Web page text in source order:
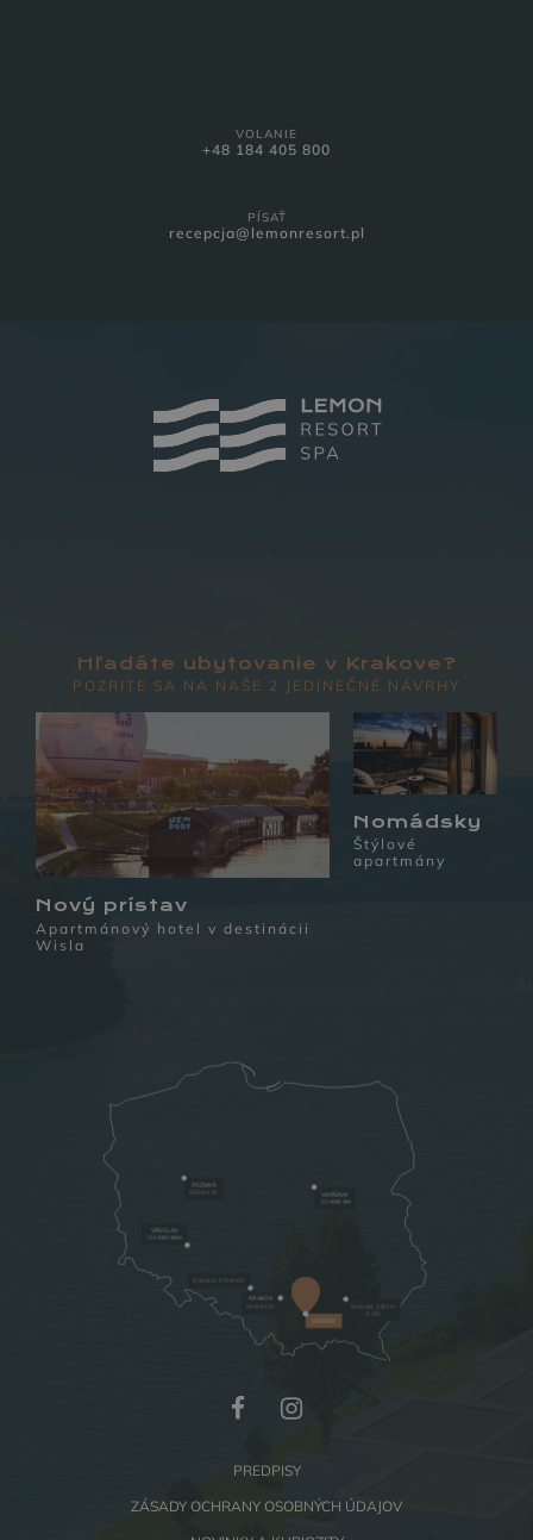
VOLANIE
+48 184 405 800
PÍSAŤ
recepcja@lemonresort.pl
Hľadáte ubytovanie v Krakove?
POZRITE SA NA NAŠE 2 JEDINEČNÉ NÁVRHY
Nový prístav
Apartmánový hotel v destinácii
Wisla
Nomádsky
Štýlové
apartmány
GRÓDEK
VARŠAVA
KM/ 4H
KRAKOV
90 km/1.3h
VROCLAV
KM /4.5H
POZNAŇ
Rzeszów 135 km
/1.30h
PREDPISY
ZÁSADY OCHRANY OSOBNÝCH ÚDAJOV